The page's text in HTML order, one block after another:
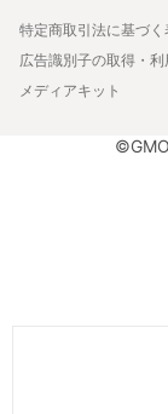
特定商取引法に基づく
広告識別子の取得・利
メディアキット